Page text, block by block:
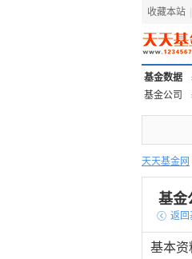
收藏本站
基金数据
基金公司
天天基金网
基金
 返回
基本资